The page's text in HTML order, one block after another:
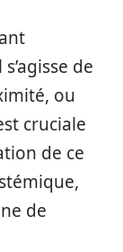
de
ou
cruciale
de ce
de